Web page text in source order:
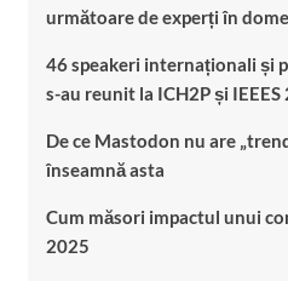
următoare de experți în
46 speakeri internaționali și
s-au reunit la ICH2P și IEEES
De ce Mastodon nu are
înseamnă asta
Cum măsori impactul unui
2025